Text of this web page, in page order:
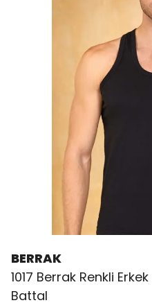
BERRAK
1017 Berrak Renkli
Battal